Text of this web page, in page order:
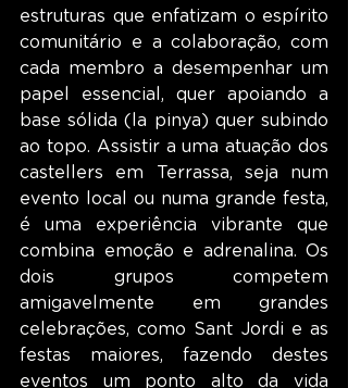
estruturas que enfatizam o espírito
comunitário e a colaboração, com
cada membro a desempenhar um
papel essencial, quer apoiando a
base sólida (la pinya) quer subindo
ao topo. Assistir a uma atuação dos
castellers em Terrassa, seja num
evento local ou numa grande festa,
é uma experiência vibrante que
combina emoção e adrenalina. Os
dois grupos competem
amigavelmente em grandes
celebrações, como Sant Jordi e as
festas maiores, fazendo destes
eventos um ponto alto da vida